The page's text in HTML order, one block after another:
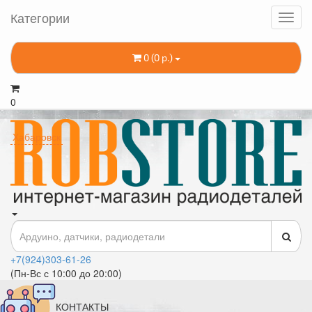
Категории
0 (0 р.)
0
Хабаровск
+7(924)303-61-26
(Пн-Вс с 10:00 до 20:00)
КОНТАКТЫ